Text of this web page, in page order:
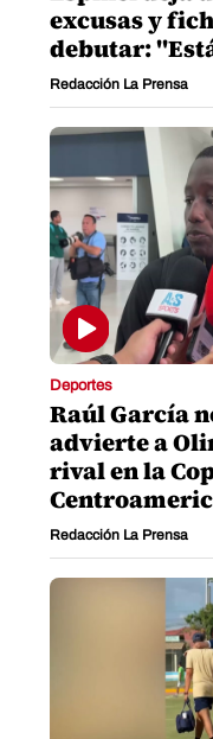
excusas y
debutar:
Redacción La Prensa
Deportes
Raúl García
advierte a
rival en la
Redacción La Prensa